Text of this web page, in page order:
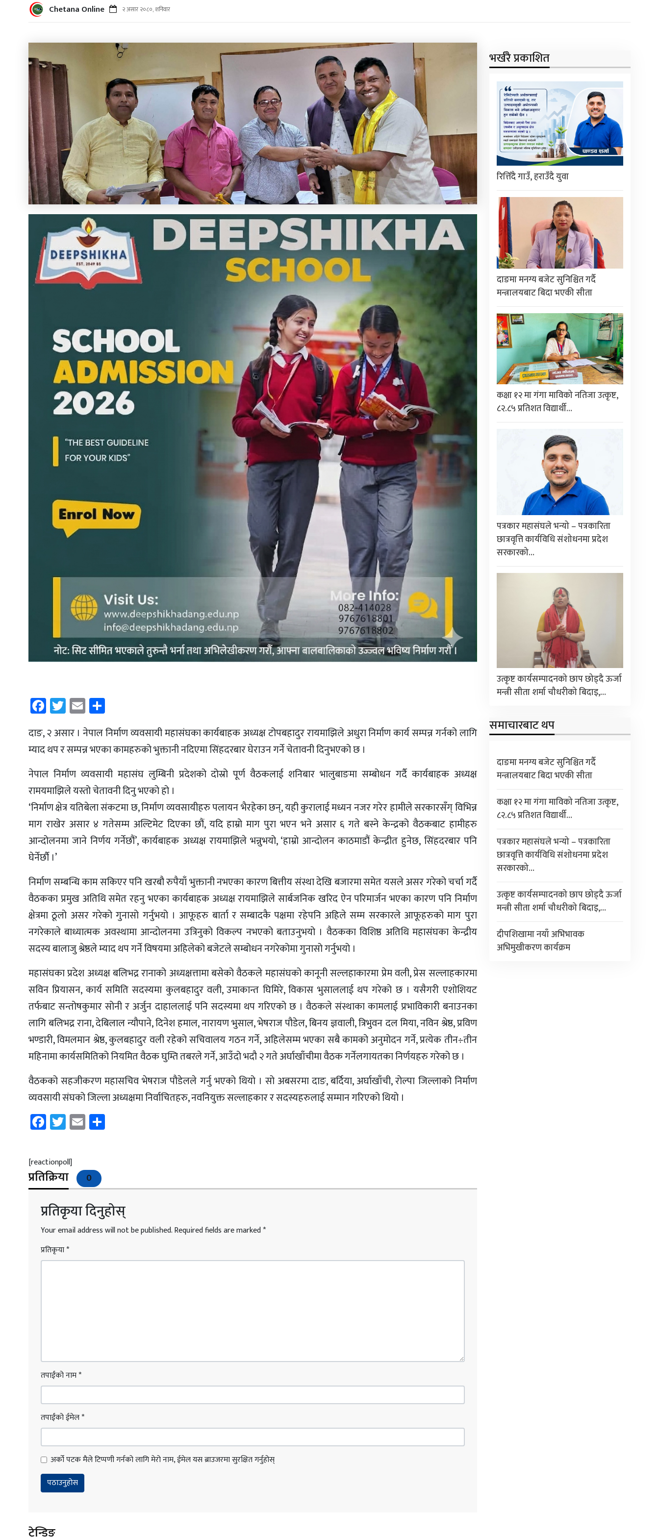
Chetana Online २ असार २०८०, शनिवार
Facebook
Twitter
Email
दाङ, २ असार । नेपाल निर्माण व्यवसायी महासंघका कार्यबाहक अध्यक्ष टोपबहादुर रायमाझिले अधुरा निर्माण कार्य सम्पन्न गर्नको लागि
म्याद थप र सम्पन्न भएका कामहरुको भुक्तानी नदिएमा सिंहदरबार घेराउन गर्ने चेतावनी दिनुभएको छ ।
नेपाल निर्माण व्यवसायी महासंघ लुम्बिनी प्रदेशको दोस्रो पूर्ण वैठकलाई शनिबार भालुबाङमा सम्बोधन गर्दै कार्यबाहक अध्यक्ष
रामयमाझिले यस्तो चेतावनी दिनु भएको हो ।
‘निर्माण क्षेत्र यतिबेला संकटमा छ, निर्माण व्यवसायीहरु पलायन भैरहेका छन्, यही कुरालाई मध्यन नजर गरेर हामीले सरकारसँग् विभिन्न
माग राखेर असार ४ गतेसम्म अल्टिमेट दिएका छौं, यदि हाम्रो माग पुरा भएन भने असार ६ गते बस्ने केन्द्रको वैठकबाट हामीहरु
आन्दोलनमा जाने निर्णय गर्नेछौं’, कार्यबाहक अध्यक्ष रायमाझिले भन्नुभयो, ‘हाम्रो आन्दोलन काठमाडौं केन्द्रीत हुनेछ, सिंहदरबार पनि
घेर्नेर्छौ ।’
निर्माण सम्बन्धि काम सकिएर पनि खरबौ रुपैयाँ भुक्तानी नभएका कारण बित्तीय संस्था देखि बजारमा समेत यसले असर गरेको चर्चा गर्दै
वैठकका प्रमुख अतिथि समेत रहनु भएका कार्यबाहक अध्यक्ष रायमाझिले सार्बजनिक खरिद ऐन परिमार्जन भएका कारण पनि निर्माण
क्षेत्रमा ठूलो असर गरेको गुनासो गर्नुभयो । आफूहरु बार्ता र सम्बादकै पक्षमा रहेपनि अहिले सम्म सरकारले आफूहरुको माग पुरा
नगरेकाले बाध्यात्मक अवस्थामा आन्दोलनमा उत्रिनुको विकल्प नभएको बताउनुभयो । वैठकका विशिष्ठ अतिथि महासंघका केन्द्रीय
सदस्य बालाजु श्रेष्ठले म्याद थप गर्ने विषयमा अहिलेको बजेटले सम्बोधन नगरेकोमा गुनासो गर्नुभयो ।
महासंघका प्रदेश अध्यक्ष बलिभद्र रानाको अध्यक्षत्तामा बसेको वैठकले महासंघको कानूनी सल्लहाकारमा प्रेम वली, प्रेस सल्लाहकारमा
सविन प्रियासन, कार्य समिति सदस्यमा कुलबहादुर वली, उमाकान्त घिमिरे, विकास भुसाललाई थप गरेको छ । यसैगरी एशोशियट
तर्फबाट सन्तोषकुमार सोनी र अर्जुन दाहाललाई पनि सदस्यमा थप गरिएको छ । वैठकले संस्थाका कामलाई प्रभाविकारी बनाउनका
लागि बलिभद्र राना, देबिलाल न्यौपाने, दिनेश हमाल, नारायण भुसाल, भेषराज पौडेल, बिनय ज्ञवाली, त्रिभुवन दल मिया, नविन श्रेष्ठ, प्रविण
भण्डारी, विमलमान श्रेष्ठ, कुलबहादुर वली रहेको सचिवालय गठन गर्ने, अहिलेसम्म भएका सबै कामको अनुमोदन गर्ने, प्रत्येक तीन÷तीन
महिनामा कार्यसमितिको नियमित वैठक घुम्ति तबरले गर्ने, आउँदो भदौ २ गते अर्घाखाँचीमा वैठक गर्नेलगायतका निर्णयहरु गरेको छ ।
वैठकको सहजीकरण महासचिव भेषराज पौडेलले गर्नु भएको थियो । सो अबसरमा दाङ, बर्दिया, अर्घाखाँची, रोल्पा जिल्लाको निर्माण
व्यवसायी संघको जिल्ला अध्यक्षमा निर्वाचितहरु, नवनियुक्त सल्लाहकार र सदस्यहरुलाई सम्मान गरिएको थियो ।
Facebook
Twitter
Email
[reactionpoll]
प्रतिक्रिया 0
प्रतिकृया दिनुहोस्
Your email address will not be published.Required fields are marked*
प्रतिकृया*
तपाईंको नाम*
तपाईंको ईमेल*
अर्को पटक मैले टिप्पणी गर्नको लागि मेरो नाम, ईमेल यस ब्राउजरमा सुरक्षित गर्नुहोस्
भर्खरै प्रकाशित
रित्तिँदै गाउँ, हराउँदै युवा
दाङमा मनग्य बजेट सुनिश्चित गर्दै
मन्त्रालयबाट बिदा भएकी सीता
कक्षा १२ मा गंगा माविको नतिजा उत्कृष्ट,
८२.८५ प्रतिशत विद्यार्थी…
पत्रकार महासंघले भन्यो – पत्रकारिता
छात्रवृत्ति कार्यविधि संशोधनमा प्रदेश
सरकारको…
उत्कृष्ट कार्यसम्पादनको छाप छोड्दै ऊर्जा
मन्त्री सीता शर्मा चौधरीको बिदाइ,…
समाचारबाट थप
दाङमा मनग्य बजेट सुनिश्चित गर्दै
मन्त्रालयबाट बिदा भएकी सीता
कक्षा १२ मा गंगा माविको नतिजा उत्कृष्ट,
८२.८५ प्रतिशत विद्यार्थी…
पत्रकार महासंघले भन्यो – पत्रकारिता
छात्रवृत्ति कार्यविधि संशोधनमा प्रदेश
सरकारको…
उत्कृष्ट कार्यसम्पादनको छाप छोड्दै ऊर्जा
मन्त्री सीता शर्मा चौधरीको बिदाइ,…
दीपशिखामा नयाँ अभिभावक
अभिमुखीकरण कार्यक्रम